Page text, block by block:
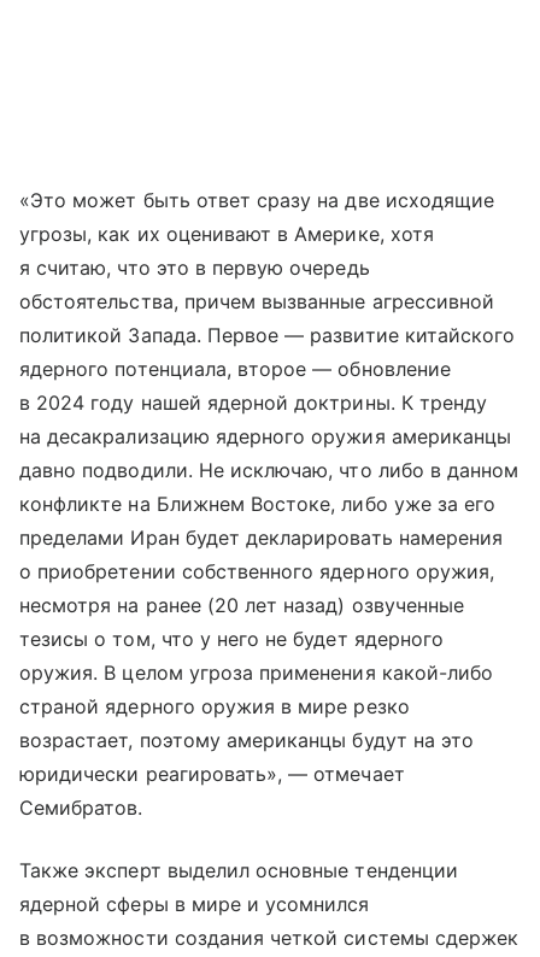
«Это может быть ответ сразу на две исходящие
угрозы, как их оценивают в Америке, хотя
я считаю, что это в первую очередь
обстоятельства, причем вызванные агрессивной
политикой Запада. Первое — развитие китайского
ядерного потенциала, второе — обновление
в 2024 году нашей ядерной доктрины. К тренду
на десакрализацию ядерного оружия американцы
давно подводили. Не исключаю, что либо в данном
конфликте на Ближнем Востоке, либо уже за его
пределами Иран будет декларировать намерения
о приобретении собственного ядерного оружия,
несмотря на ранее (20 лет назад) озвученные
тезисы о том, что у него не будет ядерного
оружия. В целом угроза применения какой-либо
страной ядерного оружия в мире резко
возрастает, поэтому американцы будут на это
юридически реагировать», — отмечает
Семибратов.
Также эксперт выделил основные тенденции
ядерной сферы в мире и усомнился
в возможности создания четкой системы сдержек